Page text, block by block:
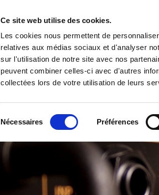
Ce site web utilise des cookies.
Les cookies nous permettent de
relatives aux médias sociaux et d'analyser
sur l'utilisation de notre site avec nos
peuvent combiner celles-ci avec d'autres
collectées lors de votre utilisation de leurs
du
Nécessaires Préférences
Accueil